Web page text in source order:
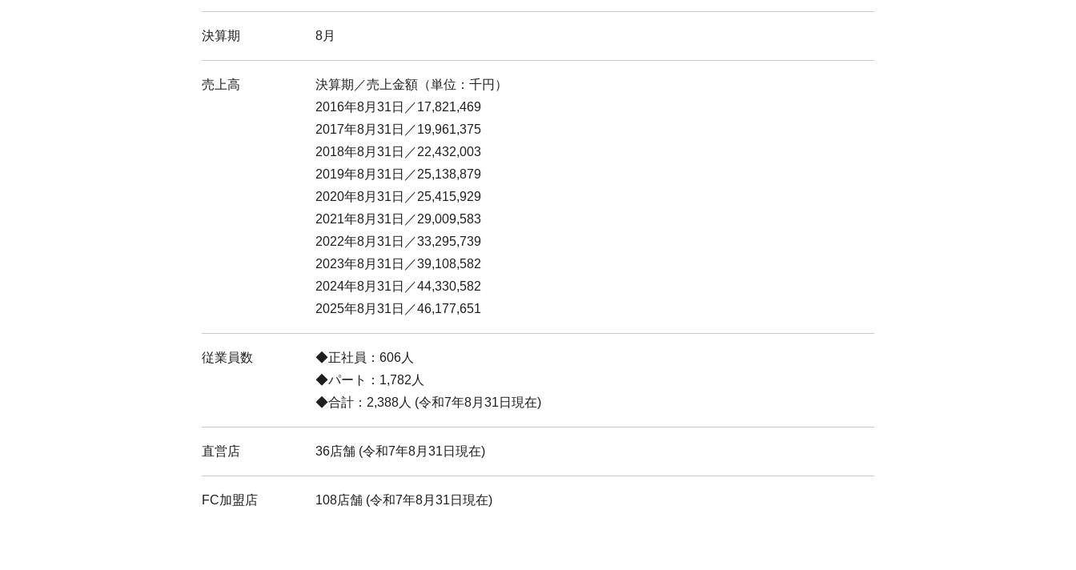
決算期 8月
売上高
決算期／売上金額（単位：千円）
2016年8月31日／17,821,469
2017年8月31日／19,961,375
2018年8月31日／22,432,003
2019年8月31日／25,138,879
2020年8月31日／25,415,929
2021年8月31日／29,009,583
2022年8月31日／33,295,739
2023年8月31日／39,108,582
2024年8月31日／44,330,582
2025年8月31日／46,177,651
従業員数
正社員：606人
パート：1,782人
合計：2,388人 (令和7年8月31日現在)
直営店 36店舗 (令和7年8月31日現在)
FC加盟店 108店舗 (令和7年8月31日現在)